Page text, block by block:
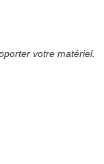
votre matériel.